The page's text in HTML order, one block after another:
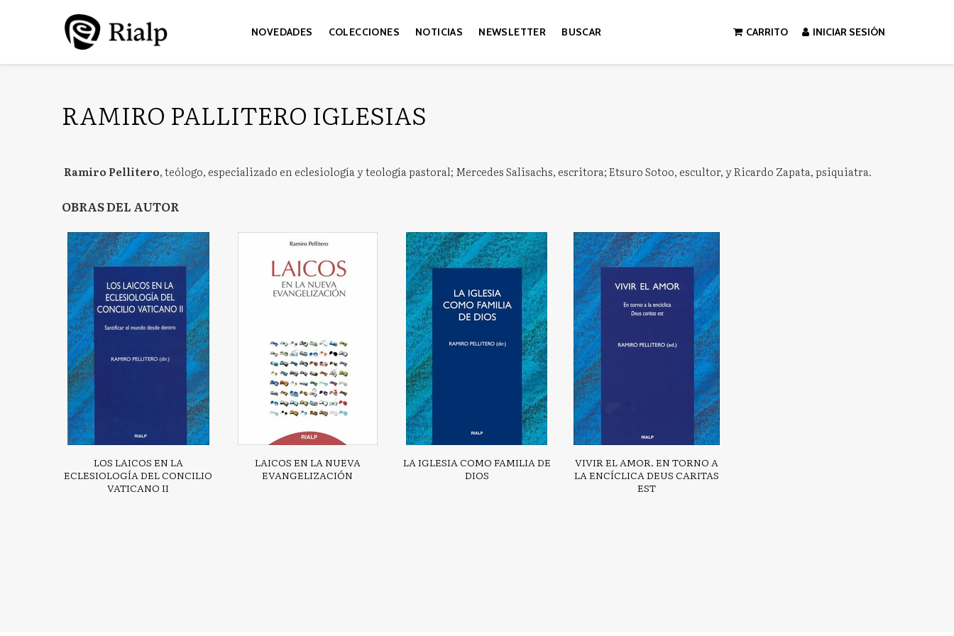
NOVEDADES COLECCIONES NOTICIAS NEWSLETTER BUSCAR CARRITO INICIAR SESIÓN
RAMIRO PALLITERO IGLESIAS
Ramiro Pellitero, teólogo, especializado en eclesiología y teología pastoral; Mercedes Salisachs, escritora; Etsuro Sotoo, escultor, y Ricardo Zapata, psiquiatra.
OBRAS DEL AUTOR
LOS LAICOS EN LA
ECLESIOLOGÍA DEL CONCILIO
VATICANO II
LAICOS EN LA NUEVA
EVANGELIZACIÓN
LA IGLESIA COMO FAMILIA DE
DIOS
VIVIR EL AMOR. EN TORNO A
LA ENCÍCLICA DEUS CARITAS
EST